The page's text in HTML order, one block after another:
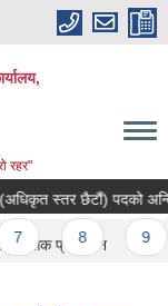
रहर"
स्तर छैटौं) पदको अन्तिम
8
मासिक प्रतिवेदन